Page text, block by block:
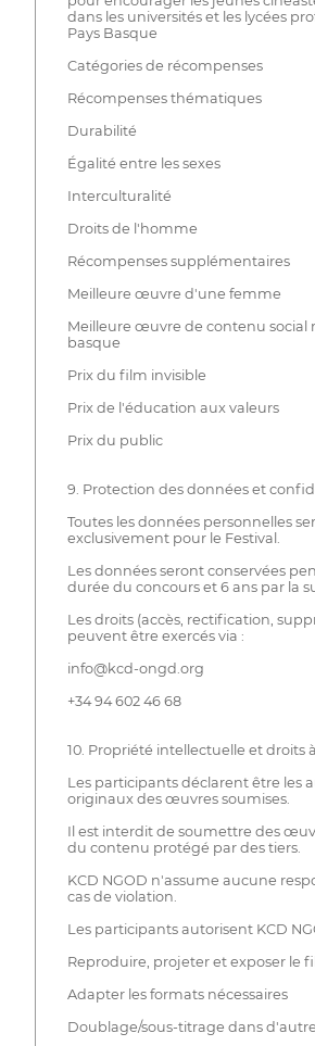
dans les universités et les lycées
Pays Basque
Catégories de récompenses
Récompenses thématiques
Durabilité
Égalité entre les sexes
Interculturalité
Droits de l'homme
Récompenses supplémentaires
Meilleure œuvre d'une femme
Meilleure œuvre de contenu social
basque
Prix du film invisible
Prix de l'éducation aux valeurs
Prix du public
9. Protection des données et
Toutes les données personnelles
exclusivement pour le Festival.
Les données seront conservées
durée du concours et 6 ans par la
Les droits (accès, rectification,
peuvent être exercés via :
info@kcd-ongd.org
+34 94 602 46 68
10. Propriété intellectuelle et droits
Les participants déclarent être les
originaux des œuvres soumises.
Il est interdit de soumettre des
du contenu protégé par des tiers.
KCD NGOD n'assume aucune
cas de violation.
Les participants autorisent KCD
Reproduire, projeter et exposer le
Adapter les formats nécessaires
Doublage/sous-titrage dans